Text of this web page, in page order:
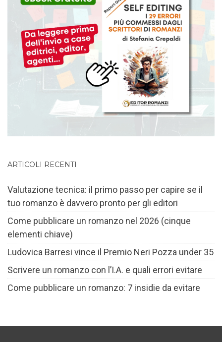
ARTICOLI RECENTI
Valutazione tecnica: il primo passo per capire se il
tuo romanzo è davvero pronto per gli editori
Come pubblicare un romanzo nel 2026 (cinque
elementi chiave)
Ludovica Barresi vince il Premio Neri Pozza under 35
Scrivere un romanzo con l’I.A. e quali errori evitare
Come pubblicare un romanzo: 7 insidie da evitare